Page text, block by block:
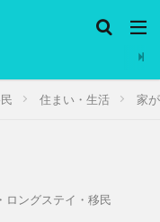
住まい・生活 家
ロングステイ・移民